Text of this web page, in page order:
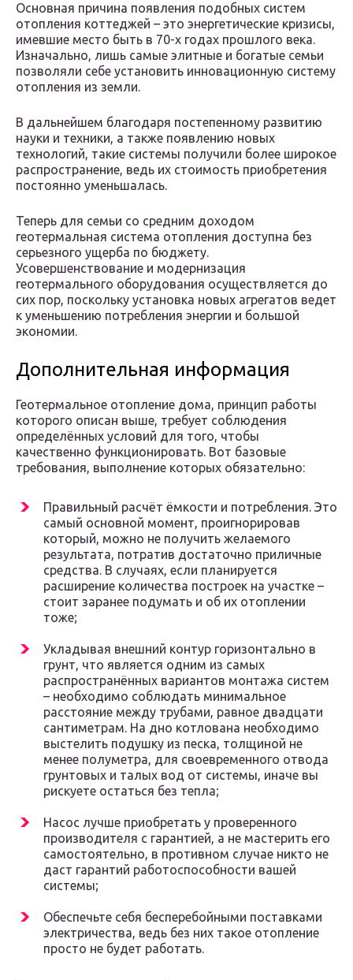
Основная причина появления подобных систем
отопления коттеджей – это энергетические кризисы,
имевшие место быть в 70-х годах прошлого века.
Изначально, лишь самые элитные и богатые семьи
позволяли себе установить инновационную систему
отопления из земли.
В дальнейшем благодаря постепенному развитию
науки и техники, а также появлению новых
технологий, такие системы получили более широкое
распространение, ведь их стоимость приобретения
постоянно уменьшалась.
Теперь для семьи со средним доходом
геотермальная система отопления доступна без
серьезного ущерба по бюджету.
Усовершенствование и модернизация
геотермального оборудования осуществляется до
сих пор, поскольку установка новых агрегатов ведет
к уменьшению потребления энергии и большой
экономии.
Дополнительная информация
Геотермальное отопление дома, принцип работы
которого описан выше, требует соблюдения
определённых условий для того, чтобы
качественно функционировать. Вот базовые
требования, выполнение которых обязательно:
Правильный расчёт ёмкости и потребления. Это
самый основной момент, проигнорировав
который, можно не получить желаемого
результата, потратив достаточно приличные
средства. В случаях, если планируется
расширение количества построек на участке –
стоит заранее подумать и об их отоплении
тоже;
Укладывая внешний контур горизонтально в
грунт, что является одним из самых
распространённых вариантов монтажа систем
– необходимо соблюдать минимальное
расстояние между трубами, равное двадцати
сантиметрам. На дно котлована необходимо
выстелить подушку из песка, толщиной не
менее полуметра, для своевременного отвода
грунтовых и талых вод от системы, иначе вы
рискуете остаться без тепла;
Насос лучше приобретать у проверенного
производителя с гарантией, а не мастерить его
самостоятельно, в противном случае никто не
даст гарантий работоспособности вашей
системы;
Обеспечьте себя бесперебойными поставками
электричества, ведь без них такое отопление
просто не будет работать.